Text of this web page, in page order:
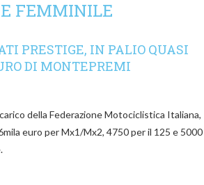
FEMMINILE
PRESTIGE, IN PALIO QUASI
DI MONTEPREMI
della Federazione Motociclistica Italiana,
euro per Mx1/Mx2, 4750 per il 125 e 5000